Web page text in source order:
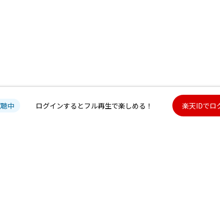
中 ログインするとフル再生で楽しめる！ 楽天IDでロ